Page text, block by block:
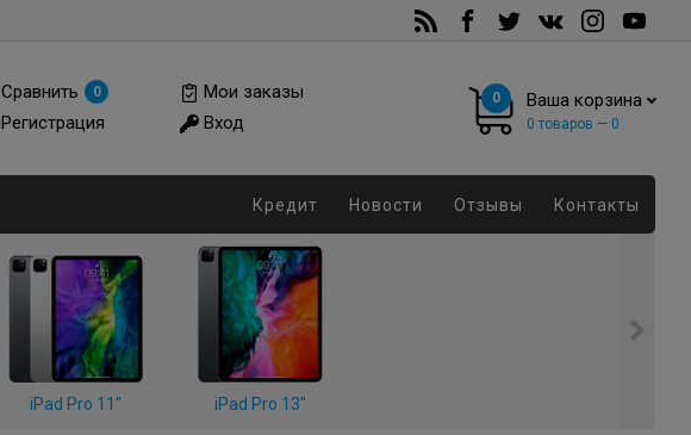
Сравнить 0
Регистрация
Мои заказы
Вход
0 Ваша корзина
0 товаров — 0
Кредит Новости Отзывы Контакты
iPad Pro 11" iPad Pro 13"